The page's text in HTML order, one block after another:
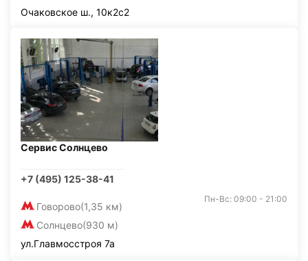
Очаковское ш., 10к2с2
Сервис Солнцево
+7 (495) 125-38-41
Говорово(1,35 км)
Солнцево(930 м)
Пн-Вс: 09:00 - 21:00
ул.Главмосстроя 7а